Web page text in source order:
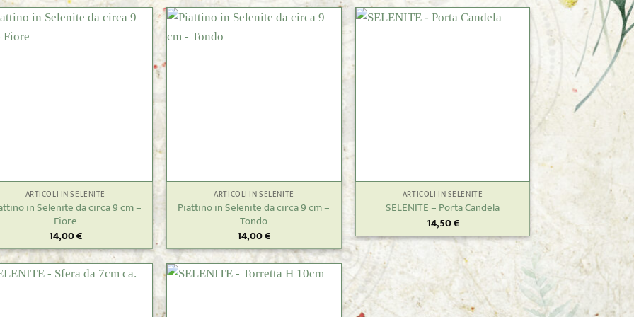
ARTICOLI IN SELENITE
in Selenite da circa 9 cm –
Fiore
14,00€
ARTICOLI IN SELENITE
Piattino in Selenite da circa 9 cm –
Tondo
14,00€
ARTICOLI IN SELENITE
SELENITE – Porta Candela
14,50€